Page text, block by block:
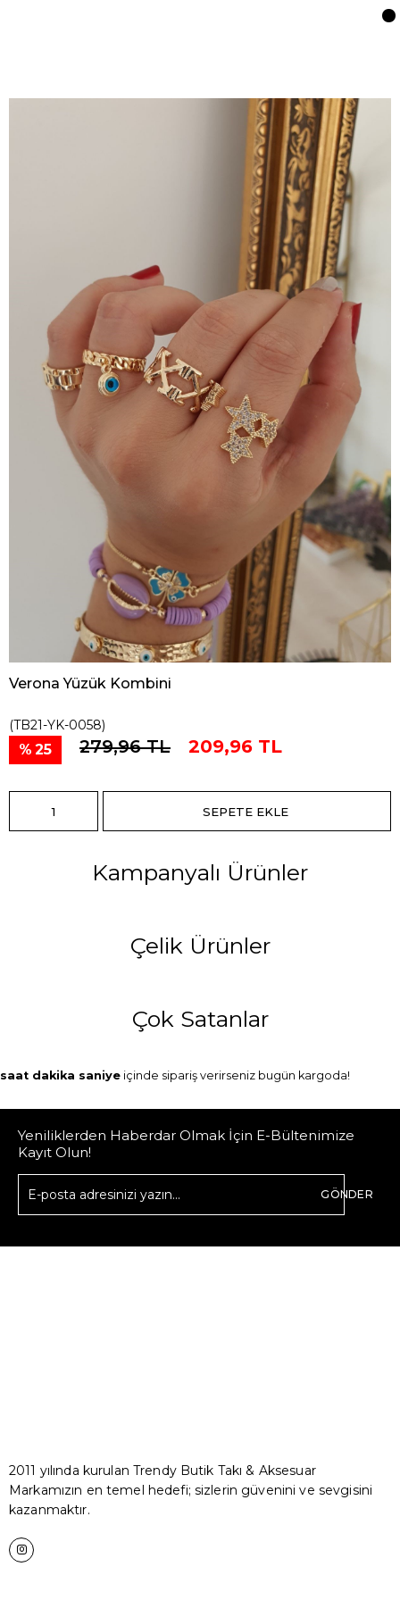
Verona Yüzük Kombini
(TB21-YK-0058)
25 279,96 TL 209,96 TL
Kampanyalı Ürünler
Çelik Ürünler
Çok Satanlar
saat dakika saniye içinde sipariş verirseniz bugün kargoda!
Yeniliklerden Haberdar Olmak İçin E-Bültenimize
Kayıt Olun!
GÖNDER
2011 yılında kurulan Trendy Butik Takı & Aksesuar
Markamızın en temel hedefi; sizlerin güvenini ve sevgisini
kazanmaktır.